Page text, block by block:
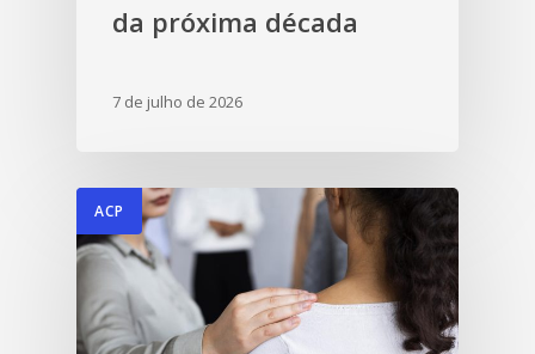
da próxima década
7 de julho de 2026
ACP